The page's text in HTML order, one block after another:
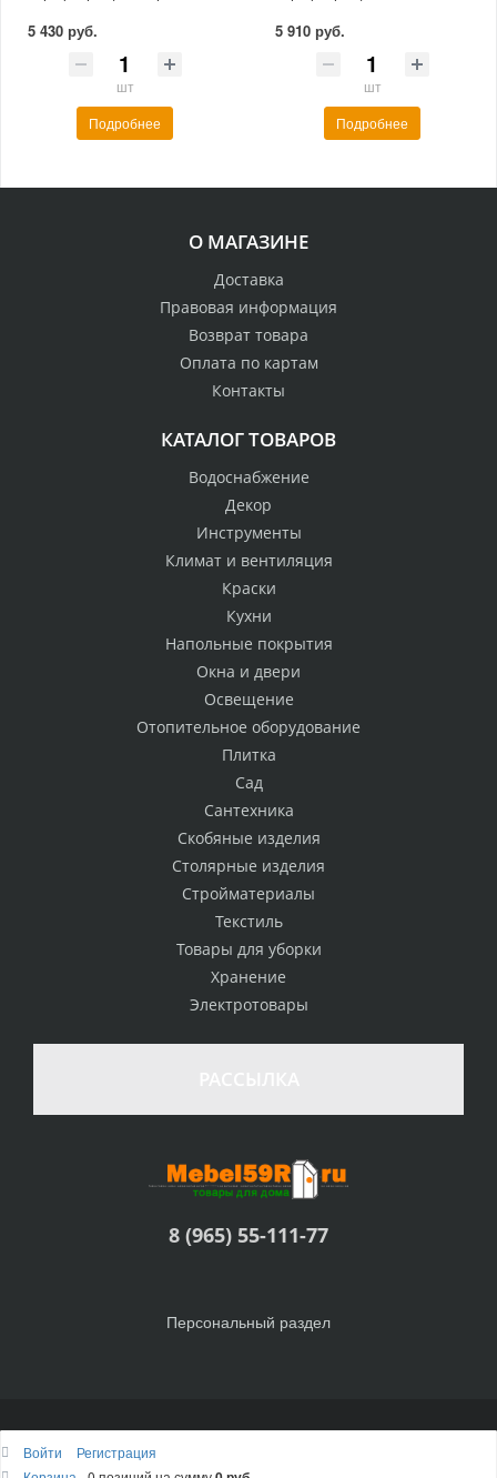
5 430 руб.
шт
Подробнее
5 910 руб.
шт
Подробнее
О МАГАЗИНЕ
Доставка
Правовая информация
Возврат товара
Оплата по картам
Контакты
КАТАЛОГ ТОВАРОВ
Водоснабжение
Декор
Инструменты
Климат и вентиляция
Краски
Кухни
Напольные покрытия
Окна и двери
Освещение
Отопительное оборудование
Плитка
Сад
Сантехника
Скобяные изделия
Столярные изделия
Стройматериалы
Текстиль
Товары для уборки
Хранение
Электротовары
8 (965) 55-111-77
Персональный раздел
© Интернет-магазин Товары для дома, 2010 - 2026
Войти
Регистрация